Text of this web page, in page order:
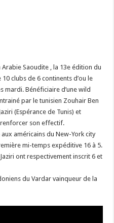
Saoudite , la 13e édition du
clubs de 6 continents d’ou le
mardi. Bénéficiaire d’une wild
par le tunisien Zouhair Ben
(Espérance de Tunis) et
son effectif.
américains du New-York city
mi-temps expéditive 16 à 5.
ont respectivement inscrit 6 et
du Vardar vainqueur de la